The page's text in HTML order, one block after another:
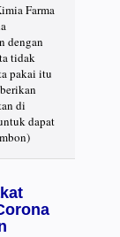
Farma
dengan
tidak
pakai itu
di
dapat